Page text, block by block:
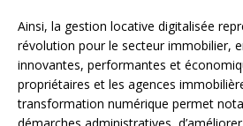
Ainsi, la gestion locative digitalisée
révolution pour le secteur immobilier,
innovantes, performantes et
propriétaires et les agences
transformation numérique permet